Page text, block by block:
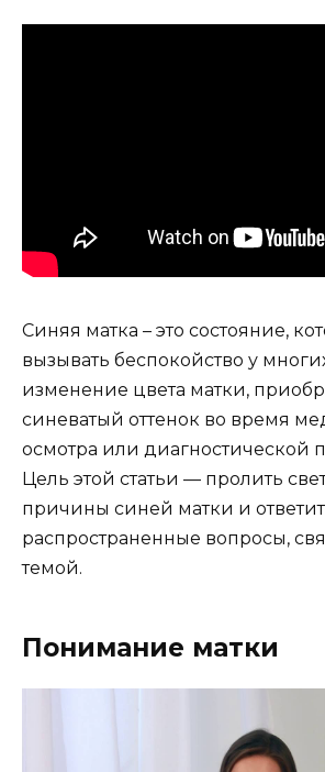
Синяя матка – это состояние,
вызывать беспокойство у
изменение цвета матки,
синеватый оттенок во время
осмотра или диагностической
Цель этой статьи — пролить
причины синей матки и
распространенные вопросы,
темой.
Понимание матки